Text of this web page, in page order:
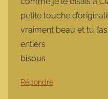
petite touche
vraiment beau et tu
entiers
bisous
Répondre